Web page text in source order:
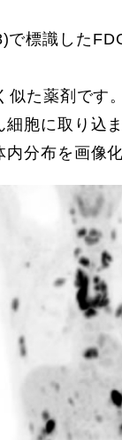
で標識した
似た薬剤です
細胞に取り込
分布を画像化